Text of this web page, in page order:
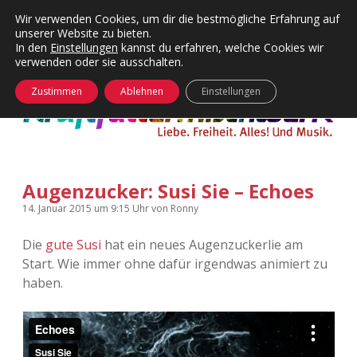
Kategorien
Menü
24 Hours Chilling
Die Wende
KFMW-Disco
Kopfkinomusik
Täglicher Sinnwahn
KFMW-Disco
Dates
Contact
Menü
öffnen
Adventskalender 2010
Adventskalender 2012
soundcloud
öffnen
Augenzucker: Susi Sie – Echoes
14. Januar 2015 um 9:15 Uhrvon Ronny
Die gute Susi hat ein neues Augenzuckerlie am
Start. Wie immer ohne dafür irgendwas animiert zu
haben.
Wir verwenden Cookies, um dir die bestmögliche Erfahrung auf
unserer Website zu bieten.
In den Einstellungen kannst du erfahren, welche Cookies wir
verwenden oder sie ausschalten.
Zustimmen Ablehnen Einstellungen